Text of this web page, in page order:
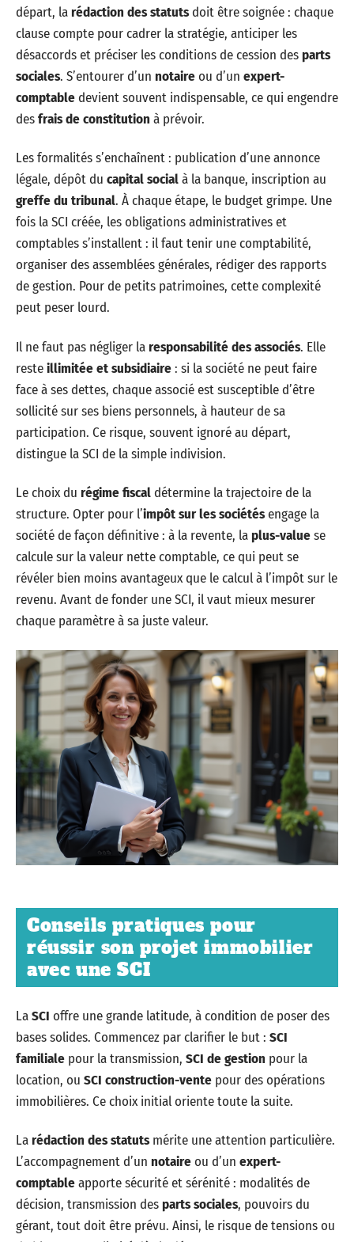
départ, larédaction des statutsdoit être soignée : chaque
clause compte pour cadrer la stratégie, anticiper les
désaccords et préciser les conditions de cession desparts
sociales. S’entourer d’un notaireou d’un expert-
comptabledevient souvent indispensable, ce qui engendre
desfrais de constitution à prévoir.
Les formalités s’enchaînent : publication d’une annonce
légale, dépôt du capital socialà la banque, inscription au
greffe du tribunal. À chaque étape, le budget grimpe. Une
fois la SCI créée, les obligations administratives et
comptables s’installent : il faut tenir une comptabilité,
organiser des assemblées générales, rédiger des rapports
de gestion. Pour de petits patrimoines, cette complexité
peut peser lourd.
Il ne faut pas négliger laresponsabilité des associés. Elle
resteillimitée et subsidiaire: si la société ne peut faire
face à ses dettes, chaque associé est susceptible d’être
sollicité sur ses biens personnels, à hauteur de sa
participation. Ce risque, souvent ignoré au départ,
distingue la SCI de la simple indivision.
Le choix du régime fiscaldétermine la trajectoire de la
structure. Opter pour l’impôt sur les sociétésengage la
société de façon définitive : à la revente, laplus-valuese
calcule sur la valeur nette comptable, ce qui peut se
révéler bien moins avantageux que le calcul à l’impôt sur le
revenu. Avant de fonder une SCI, il vaut mieux mesurer
chaque paramètre à sa juste valeur.
Conseils pratiques pour
réussir son projet immobilier
avec une SCI
LaSCI offre une grande latitude, à condition de poser des
bases solides. Commencez par clarifier le but : SCI
familiale pour la transmission, SCI de gestion pour la
location, ou SCI construction-vente pour des opérations
immobilières. Ce choix initial oriente toute la suite.
Larédaction des statutsmérite une attention particulière.
L’accompagnement d’un notaireou d’un expert-
comptableapporte sécurité et sérénité : modalités de
décision, transmission desparts sociales, pouvoirs du
gérant, tout doit être prévu. Ainsi, le risque de tensions ou